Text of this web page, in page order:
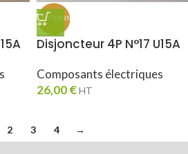
Disjoncteur 4P N°17 U15A
Composants électriques
26,00€HT
2 3 4 →